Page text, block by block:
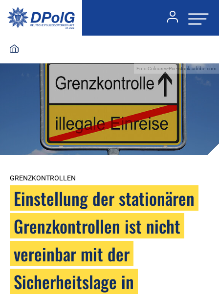
Foto:Coloures-Pic - stock.adobe.com
GRENZKONTROLLEN
Einstellung der stationären
Grenzkontrollen ist nicht
vereinbar mit der
Sicherheitslage in